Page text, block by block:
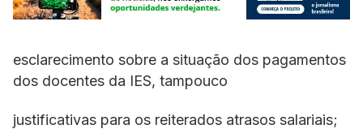
esclarecimento sobre a situação dos pagamentos
dos docentes da IES, tampouco
justificativas para os reiterados atrasos salariais;